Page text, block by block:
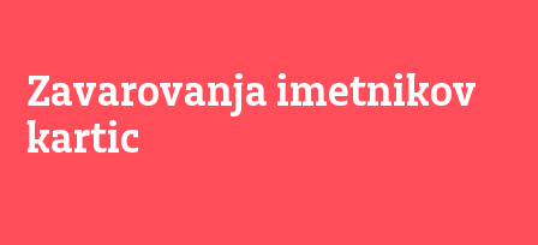
Zavarovanja imetnikov
kartic